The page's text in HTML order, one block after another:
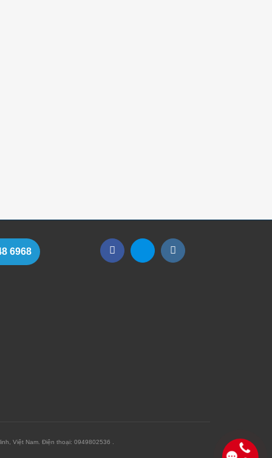
6968
Việt Nam. Điện thoại: 0949802536 .